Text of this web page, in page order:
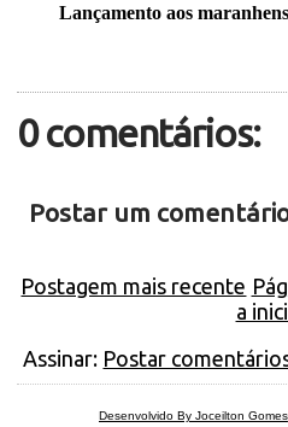
Lançamento aos
0 comentários:
Postar um
Postagem mais recente
a
Assinar: Postar
Desenvolvido By Joceilton Gomes